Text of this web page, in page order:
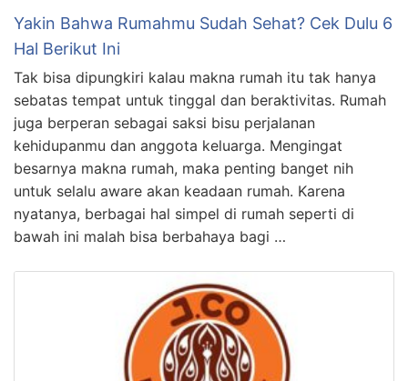
Yakin Bahwa Rumahmu Sudah Sehat? Cek Dulu 6
Hal Berikut Ini
Tak bisa dipungkiri kalau makna rumah itu tak hanya
sebatas tempat untuk tinggal dan beraktivitas. Rumah
juga berperan sebagai saksi bisu perjalanan
kehidupanmu dan anggota keluarga. Mengingat
besarnya makna rumah, maka penting banget nih
untuk selalu aware akan keadaan rumah. Karena
nyatanya, berbagai hal simpel di rumah seperti di
bawah ini malah bisa berbahaya bagi …